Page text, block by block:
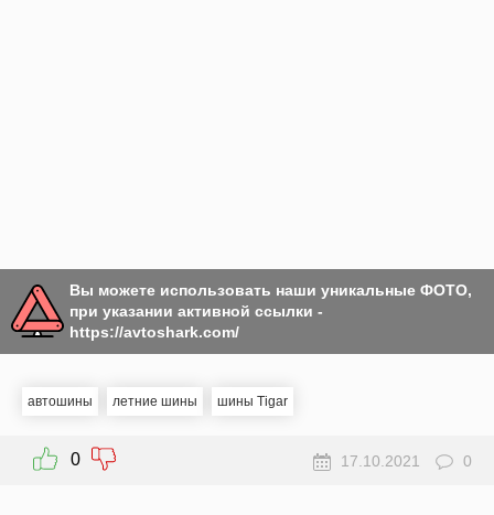
Вы можете использовать наши уникальные ФОТО,
при указании активной ссылки -
https://avtoshark.com/
автошины летние шины шины Tigar
0 17.10.2021 0